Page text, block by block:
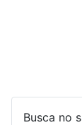
Busca no